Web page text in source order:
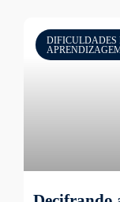
DIFICULDADES